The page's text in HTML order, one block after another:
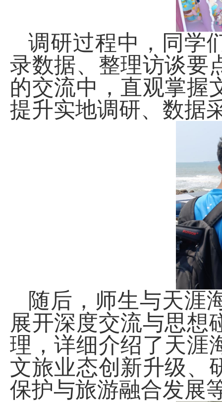
调研过程中，同学
录数据、整理访谈要
的交流中，直观掌握
提升实地调研、数据
随后，师生与天涯
展开深度交流与思想
理，详细介绍了天涯
文旅业态创新升级、
保护与旅游融合发展